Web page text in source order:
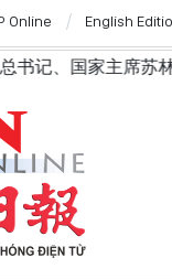
Online English
林将对澳大利亚